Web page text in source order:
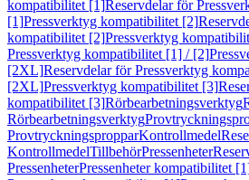
kompatibilitet [1]Reservdelar för
[1]Pressverktyg kompatibilitet [2]
kompatibilitet [2]Pressverktyg
Pressverktyg kompatibilitet [1] / [2]
[2XL]Reservdelar för Pressverktyg
[2XL]Pressverktyg kompatibilitet [3]
kompatibilitet [3]Rörbearbetningsverktyg
Rörbearbetningsverktyg
ProvtryckningspropparKontrollmedel
KontrollmedelTillbehörPressenheter
PressenheterPressenheter kompatibilitet